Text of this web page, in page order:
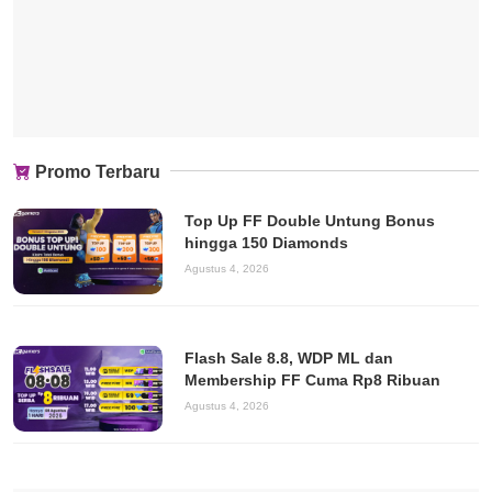
Promo Terbaru
Top Up FF Double Untung Bonus
hingga 150 Diamonds
Agustus 4, 2026
Flash Sale 8.8, WDP ML dan
Membership FF Cuma Rp8 Ribuan
Agustus 4, 2026